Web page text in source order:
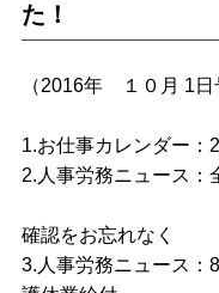
た！
（2016年 １０月 1日
1.お仕事カレンダー：
2.人事労務ニュース：
地域別
確認をお忘れなく
3.人事労務ニュース：